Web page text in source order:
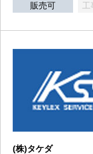
販売可 工
(株)タケダ